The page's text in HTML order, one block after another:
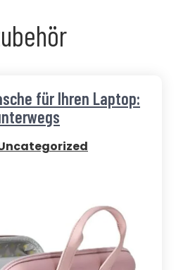
für Ihren Laptop: